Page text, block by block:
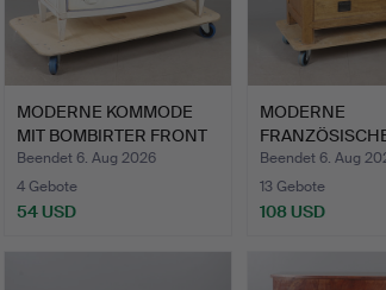
MODERNE KOMMODE
MIT BOMBIRTER FRONT
IN GRÜ…
Beendet 6. Aug 2026
4 Gebote
54 USD
MODERNE
KOMMODE AUS
Beendet 6. Aug
13 Gebote
108 USD